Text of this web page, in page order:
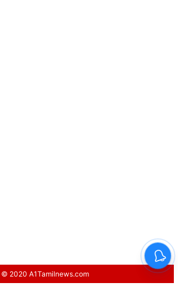
© 2020 A1Tamilnews.com